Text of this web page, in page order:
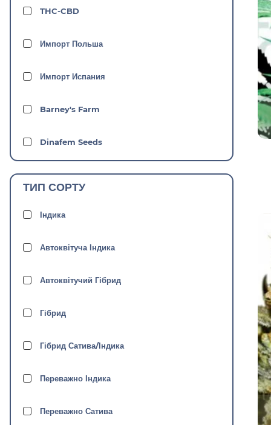
THC-CBD
Импорт Польша
Импорт Испания
Barney's Farm
Dinafem Seeds
Dutch Passion
ТИП СОРТУ
Індика
Автоквітуча Індика
Автоквітучий Гібрид
Гібрид
Гібрид Сатива/Індика
Переважно Індика
Переважно Сатива